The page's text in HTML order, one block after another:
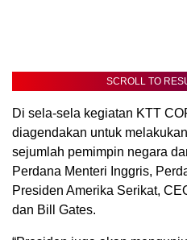
SCROLL TO
Di sela-sela kegiatan KTT
diagendakan untuk
sejumlah pemimpin negara
Perdana Menteri Inggris,
Presiden Amerika Serikat,
dan Bill Gates.